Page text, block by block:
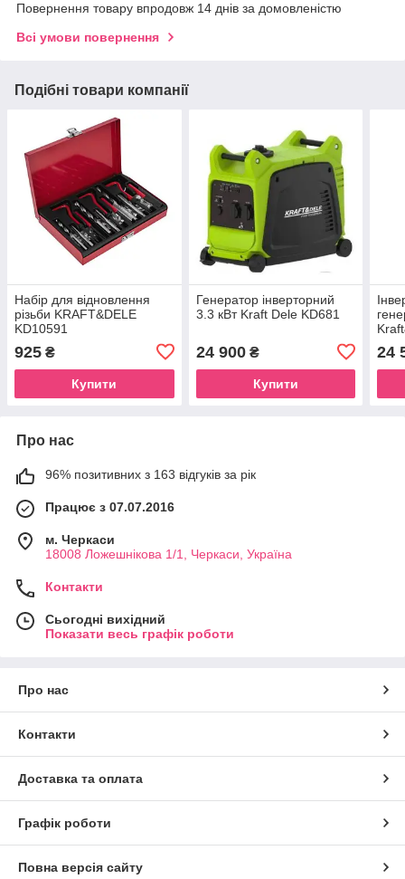
Повернення товару впродовж 14 днів за домовленістю
Всі умови повернення
Подібні товари компанії
Набір для відновлення
різьби KRAFT&DELE
KD10591
925 ₴
Купити
Генератор інверторний
3.3 кВт Kraft Dele KD681
24 900₴
Купити
24
Про нас
96% позитивних з 163 відгуків за рік
Працює з 07.07.2016
м. Черкаси
18008 Ложешнікова 1/1, Черкаси, Україна
Контакти
Сьогодні вихідний
Показати весь графік роботи
Про нас
Контакти
Доставка та оплата
Графік роботи
Повна версія сайту